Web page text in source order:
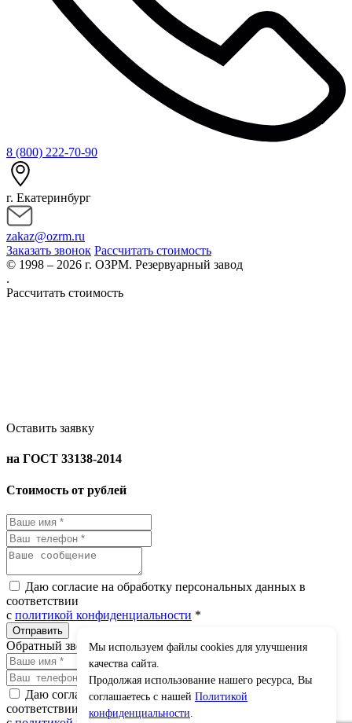
8 (800) 222-70-90
г. Екатеринбург
zakaz@ozrm.ru
Заказать звонок Рассчитать стоимость
© 1998 – 2026 г. ОЗРМ. Резервуарный завод
.
Рассчитать стоимость
Оставить заявку
на ГОСТ 33138-2014
Стоимость от рублей
Даю согласие на обработку персональных данных в
соответствии
с политикой конфиденциальности *
Обратный звонок
Даю согласие на обработку персональных данных в
соответствии
Мы используем файлы cookies для улучшения
качества сайта.
Продолжая использование нашего ресурса, Вы
соглашаетесь с нашей Политикой
конфиденциальности.